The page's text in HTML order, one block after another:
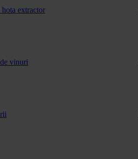
hota extractor
vinuri